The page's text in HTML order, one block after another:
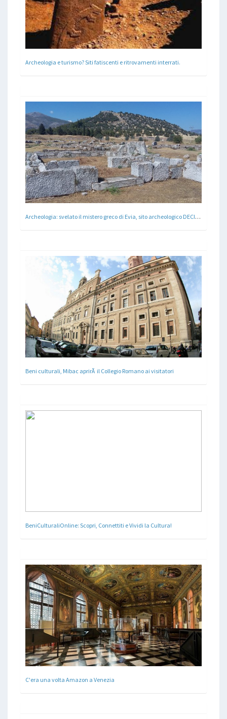
Archeologia e turismo? Siti fatiscenti e ritrovamenti interrati.
Archeologia: svelato il mistero greco di Evia, sito archeologico DECIFRATO dopo un secolo dalla scoperta
Beni culturali, Mibac aprirÃ il Collegio Romano ai visitatori
BeniCulturaliOnline: Scopri, Connettiti e Vividi la Cultura!
C'era una volta Amazon a Venezia